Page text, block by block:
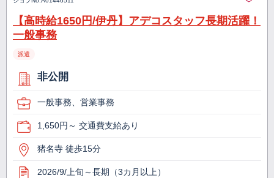
【高時給1650円/伊丹】アデコスタッフ長期活躍！
一般事務
派遣
非公開
一般事務、営業事務
1,650円～ 交通費支給あり
猪名寺 徒歩15分
2026/9/上旬～長期（3カ月以上）